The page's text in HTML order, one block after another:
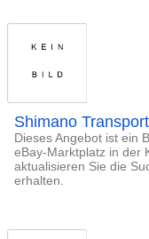
Shimano
Dieses Angebot ist ein
eBay-Marktplatz in der
aktualisieren Sie die
erhalten.